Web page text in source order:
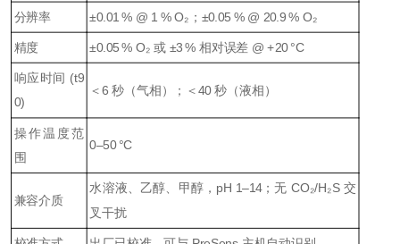
分辨率 ±0.01 % @ 1 % O₂；±0.05 % @ 20.9 % O₂
精度 ±0.05 % O₂ 或 ±3 % 相对误差 @ +20 °C
响应时间 (t9
0)
＜6 秒（气相）；＜40 秒（液相）
操作温度范
围
0–50 °C
兼容介质
水溶液、乙醇、甲醇，pH 1–14；无 CO₂/H₂S 交
叉干扰